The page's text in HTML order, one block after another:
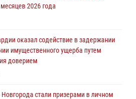
2026 года
оказал содействие в задержании
имущественного ущерба путем
доверием
стали призерами в личном